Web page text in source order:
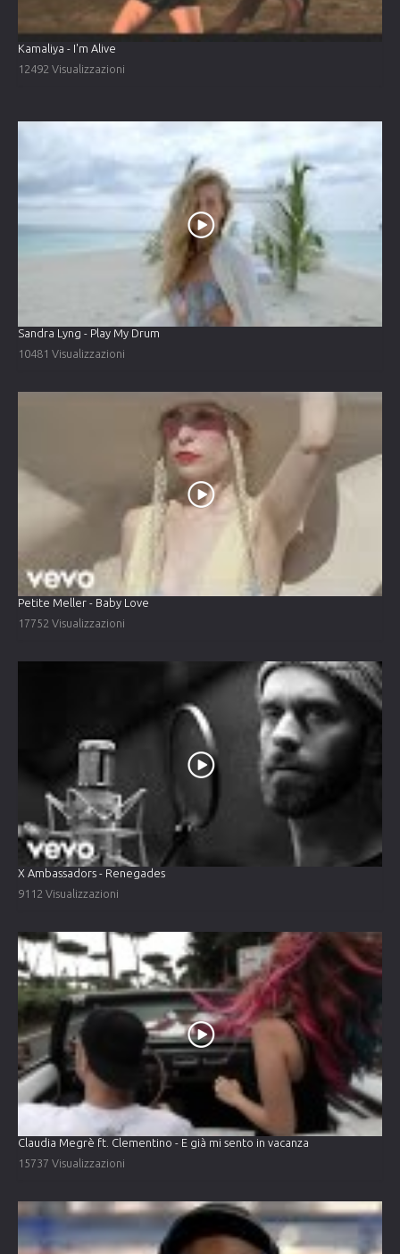
Kamaliya - I'm Alive
12492 Visualizzazioni
Sandra Lyng - Play My Drum
10481 Visualizzazioni
Petite Meller - Baby Love
17752 Visualizzazioni
X Ambassadors - Renegades
9112 Visualizzazioni
Claudia Megrè ft. Clementino - E già mi sento in vacanza
15737 Visualizzazioni